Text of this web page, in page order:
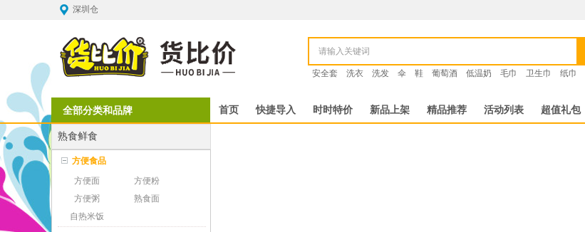
深圳仓
安全套 洗衣 洗发 伞 鞋 葡萄酒 低温奶 毛巾 卫生巾 纸巾
全部分类和品牌 首页 快捷导入 时时特价 新品上架 精品推荐 活动列表 超值礼包
熟食鲜食
方便食品
方便面
方便粉
方便粥
熟食面
自热米饭